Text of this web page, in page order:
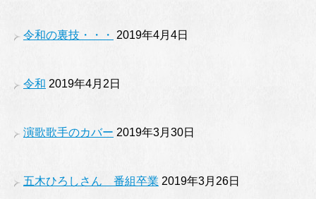
令和の裏技・・・ 2019年4月4日
令和 2019年4月2日
演歌歌手のカバー 2019年3月30日
五木ひろしさん 番組卒業 2019年3月26日